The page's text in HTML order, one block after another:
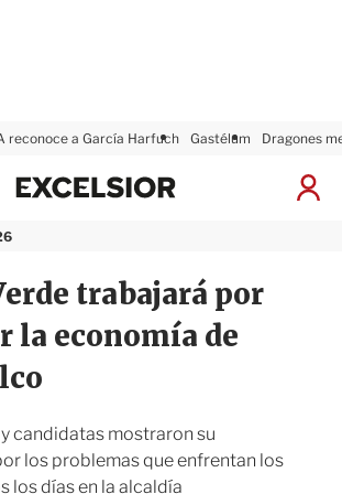
reconoce a García Harfuch Gastélum Dragones
I
x
i
o
r
trabajará por
la economía de
candidatas mostraron su
los problemas que enfrentan los
los días en la alcaldía